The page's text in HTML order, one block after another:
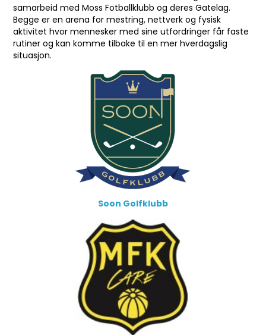
samarbeid med Moss Fotballklubb og deres Gatelag.
Begge er en arena for mestring, nettverk og fysisk
aktivitet hvor mennesker med sine utfordringer får faste
rutiner og kan komme tilbake til en mer hverdagslig
situasjon.
Soon Golfklubb